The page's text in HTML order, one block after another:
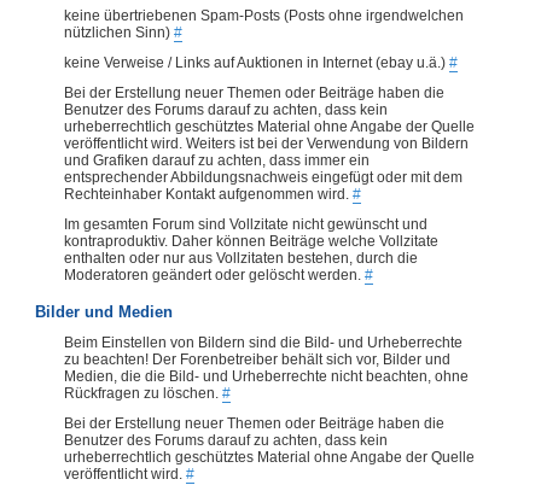
keine übertriebenen Spam-Posts (Posts ohne irgendwelchen
nützlichen Sinn) #
keine Verweise / Links auf Auktionen in Internet (ebay u.ä.) #
Bei der Erstellung neuer Themen oder Beiträge haben die
Benutzer des Forums darauf zu achten, dass kein
urheberrechtlich geschütztes Material ohne Angabe der Quelle
veröffentlicht wird. Weiters ist bei der Verwendung von Bildern
und Grafiken darauf zu achten, dass immer ein
entsprechender Abbildungsnachweis eingefügt oder mit dem
Rechteinhaber Kontakt aufgenommen wird. #
Im gesamten Forum sind Vollzitate nicht gewünscht und
kontraproduktiv. Daher können Beiträge welche Vollzitate
enthalten oder nur aus Vollzitaten bestehen, durch die
Moderatoren geändert oder gelöscht werden. #
Bilder und Medien
Beim Einstellen von Bildern sind die Bild- und Urheberrechte
zu beachten! Der Forenbetreiber behält sich vor, Bilder und
Medien, die die Bild- und Urheberrechte nicht beachten, ohne
Rückfragen zu löschen. #
Bei der Erstellung neuer Themen oder Beiträge haben die
Benutzer des Forums darauf zu achten, dass kein
urheberrechtlich geschütztes Material ohne Angabe der Quelle
veröffentlicht wird. #